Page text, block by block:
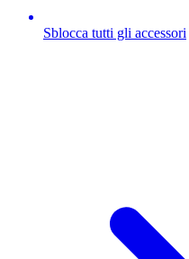
Sblocca tutti gli accessori